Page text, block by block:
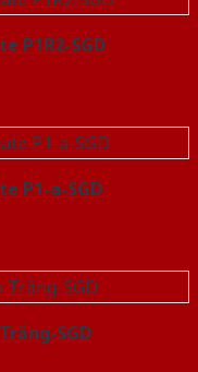
P1R2-SGD
P1-a-SGD
SGD